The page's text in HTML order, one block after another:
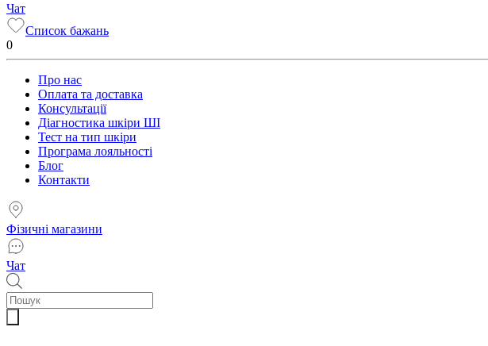
Чат
Список бажань
0
Про нас
Оплата та доставка
Консультації
Діагностика шкіри ШІ
Тест на тип шкіри
Програма лояльності
Блог
Контакти
Фізичні магазини
Чат
Пошук
товарів